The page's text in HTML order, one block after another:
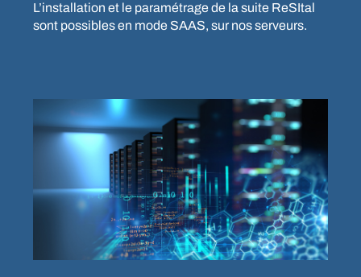
L’installation et le paramétrage de la suite ReSItal
sont possibles en mode SAAS, sur nos serveurs.